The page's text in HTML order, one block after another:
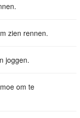
zien rennen.
joggen.
om te